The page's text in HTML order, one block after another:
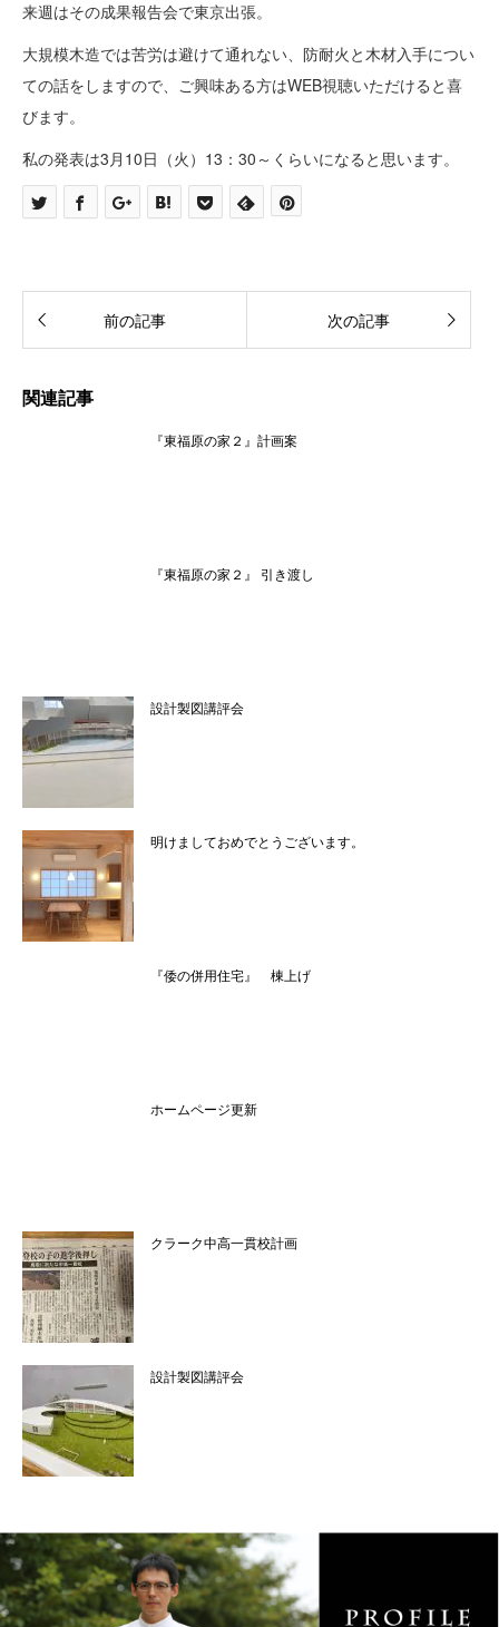
来週はその成果報告会で東京出張。
大規模木造では苦労は避けて通れない、防耐火と木材入手につい
ての話をしますので、ご興味ある方はWEB視聴いただけると喜
びます。
私の発表は3月10日（火）13：30～くらいになると思います。
前の記事 次の記事
関連記事
『東福原の家２』計画案
『東福原の家２』 引き渡し
設計製図講評会
明けましておめでとうございます。
『倭の併用住宅』 棟上げ
ホームページ更新
クラーク中高一貫校計画
設計製図講評会